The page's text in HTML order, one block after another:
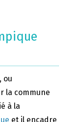
, ou
la commune
à la
et il encadre